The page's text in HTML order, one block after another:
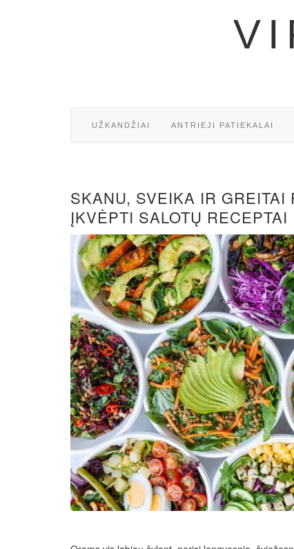
UŽKANDŽIAI ANTRIEJI PATIEKALAI
SKANU, SVEIKA IR GREITAI
ĮKVĖPTI SALOTŲ RECEPTAI